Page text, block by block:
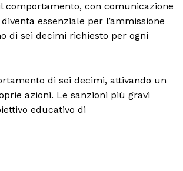
comportamento, con comunicazione
essenziale per l’ammissione
di sei decimi richiesto per ogni
di sei decimi, attivando un
azioni. Le sanzioni più gravi
educativo di